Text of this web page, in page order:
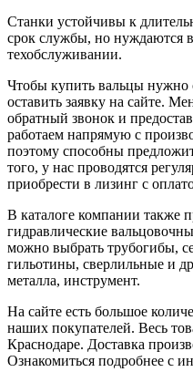
Станки устойчивы к
срок службы, но нуждаются
техобслуживании.
Чтобы купить вальцы нужно
оставить заявку на сайте.
обратный звонок и
работаем напрямую с
поэтому способны
того, у нас проводятся
приобрести в лизинг с
В каталоге компании также
гидравлические
можно выбрать трубогибы,
гильотины, сверлильные и
металла, инструмент.
На сайте есть большое
наших покупателей. Весь
Краснодаре. Доставка
Ознакомиться подробнее с